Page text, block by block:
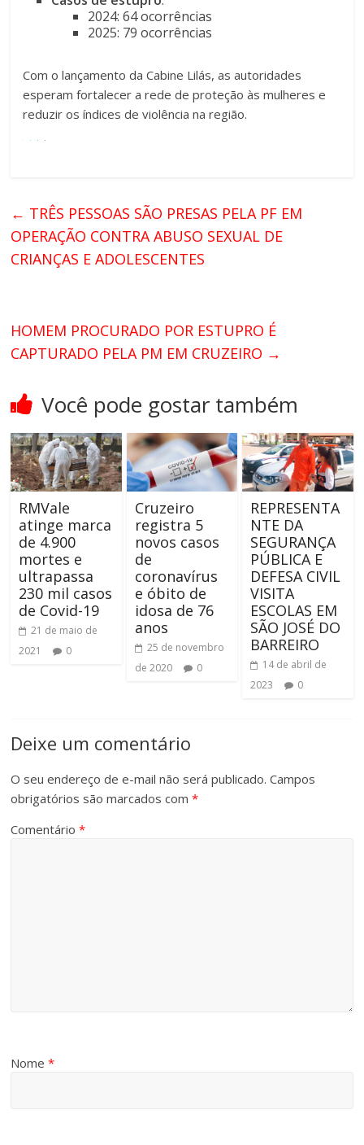
2024: 64 ocorrências
2025: 79 ocorrências
Com o lançamento da Cabine Lilás, as autoridades
esperam fortalecer a rede de proteção às mulheres e
reduzir os índices de violência na região.
← TRÊS PESSOAS SÃO PRESAS PELA PF EM
OPERAÇÃO CONTRA ABUSO SEXUAL DE
CRIANÇAS E ADOLESCENTES
HOMEM PROCURADO POR ESTUPRO É
CAPTURADO PELA PM EM CRUZEIRO →
Você pode gostar também
RMVale
atinge marca
de 4.900
mortes e
ultrapassa
230 mil casos
de Covid-19
21 de maio de
2021
0
Cruzeiro
registra 5
novos casos
de
coronavírus
e óbito de
idosa de 76
anos
25 de novembro
de 2020
0
REPRESENTA
NTE DA
SEGURANÇA
PÚBLICA E
DEFESA CIVIL
VISITA
ESCOLAS EM
SÃO JOSÉ DO
BARREIRO
14 de abril de
2023
0
Deixe um comentário
O seu endereço de e-mail não será publicado. Campos
obrigatórios são marcados com*
Comentário*
Nome*